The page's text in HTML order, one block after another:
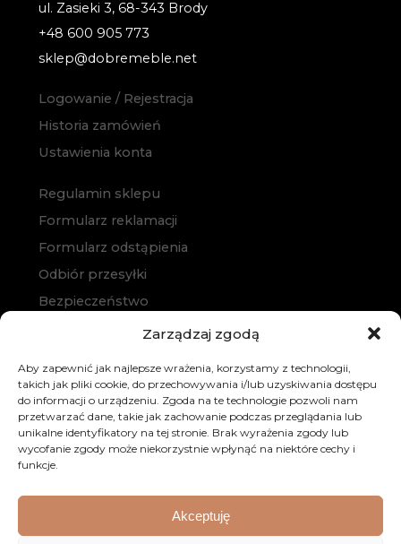
Zarządzaj zgodą
Aby zapewnić jak najlepsze wrażenia, korzystamy z technologii,
takich jak pliki cookie, do przechowywania i/lub uzyskiwania dostępu
do informacji o urządzeniu. Zgoda na te technologie pozwoli nam
przetwarzać dane, takie jak zachowanie podczas przeglądania lub
unikalne identyfikatory na tej stronie. Brak wyrażenia zgody lub
wycofanie zgody może niekorzystnie wpłynąć na niektóre cechy i
funkcje.
Akceptuję
ul. Zasieki 3, 68-343 Brody
+48 600 905 773
sklep@dobremeble.net
Logowanie / Rejestracja
Historia zamówień
Ustawienia konta
Regulamin sklepu
Formularz reklamacji
Formularz odstąpienia
Odbiór przesyłki
Bezpieczeństwo
Polityka prywatności
Zakup na raty
Kontakt